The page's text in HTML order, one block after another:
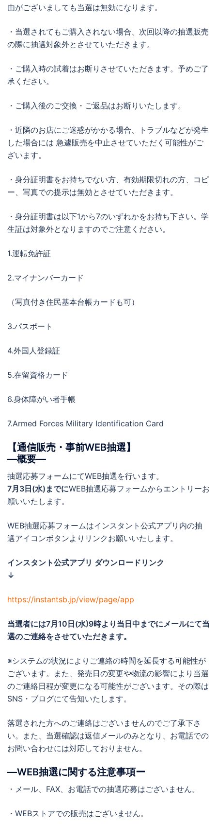
由がございましても当選は無効になります。
・当選されてもご購入されない場合、次回以降の抽選販売
の際に抽選対象外とさせていただきます。
・ご購入時の試着はお断りさせていただきます。予めご了
承ください。
・ご購入後のご交換・ご返品はお断りいたします。
・近隣のお店にご迷惑がかかる場合、トラブルなどが発生
した場合には 急遽販売を中止させていただく可能性がご
ざいます。
・身分証明書をお持ちでない方、有効期限切れの方、コピ
ー、写真での提示は無効とさせていただきます。
・身分証明書は以下1から7のいずれかをお持ち下さい。学
生証は対象外となりますのでご注意ください。
1.運転免許証
2.マイナンバーカード
（写真付き住民基本台帳カードも可）
3.パスポート
4.外国人登録証
5.在留資格カード
6.身体障がい者手帳
7.Armed Forces Military Identification Card
【通信販売・事前WEB抽選】
―概要―
抽選応募フォームにてWEB抽選を行います。
7月3日(水)までにWEB抽選応募フォームからエントリーお
願いいたします。
WEB抽選応募フォームはインスタント公式アプリ内の抽
選アイコンボタンよりリンクお願いいたします。
インスタント公式アプリ ダウンロードリンク
↓
https://instantsb.jp/view/page/app
当選者には7月10日(水)9時より当日中までに メールにて当
選のご連絡をさせていただきます。
※システムの状況によりご連絡の時間を延長する可能性が
ございます。また、発売日の変更や物流の影響により当選
のご連絡日程が変更になる可能性がございます。その際は
SNS・ブログにて告知いたします。
落選された方へのご連絡はございませんのでご了承下さ
い。また、当選確認は返信メールのみとなり、お電話での
お問い合わせには対応しておりません。
―WEB抽選に関する注意事項ー
・メール、FAX、お電話での抽選応募はございません。
・WEBストアでの販売はございません。